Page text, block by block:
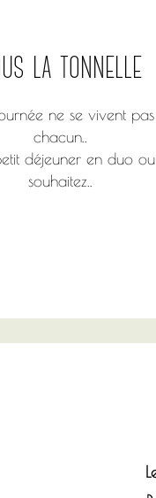
la tonnelle
ne se vivent
chacun..
déjeuner en duo
souhaitez..